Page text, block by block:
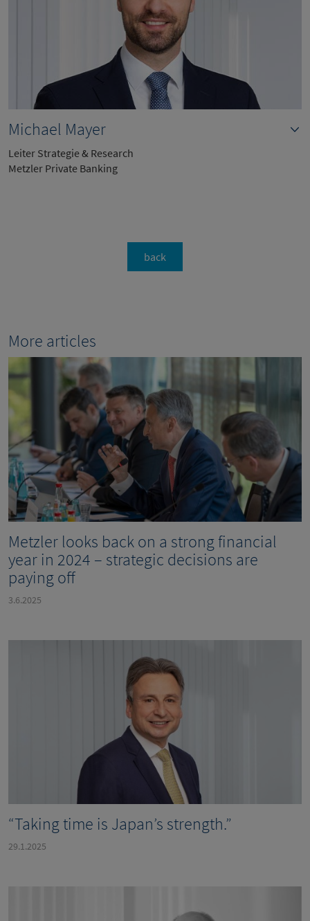
Michael Mayer
Leiter Strategie & Research
Metzler Private Banking
back
More articles
Metzler looks back on a strong financial
year in 2024 – strategic decisions are
paying off
3.6.2025
“Taking time is Japan’s strength.”
29.1.2025